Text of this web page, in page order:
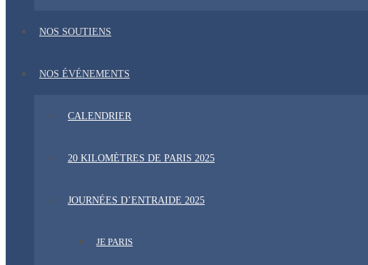
NOS SOUTIENS
NOS ÉVÉNEMENTS
CALENDRIER
20 KILOMÈTRES DE PARIS 2025
JOURNÉES D’ENTRAIDE 2025
JE PARIS